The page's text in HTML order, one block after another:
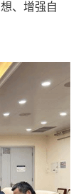
、增强自